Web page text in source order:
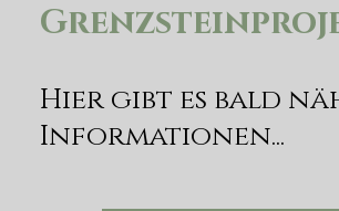
Hier gibt es bald
Informationen...